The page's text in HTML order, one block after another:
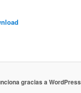
gracias a WordPress